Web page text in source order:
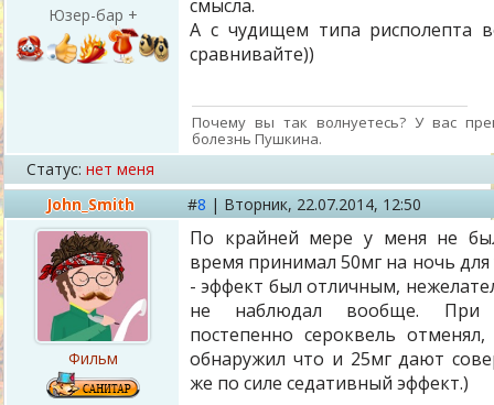
Юзер-бар +
смысла.
А с чудищем типа рисполепта
сравнивайте))
Почему вы так волнуетесь? У вас
болезнь Пушкина.
Статус: нет меня
John_Smith
#8 | Вторник, 22.07.2014, 12:50
Фильм
По крайней мере у меня не
время принимал 50мг на ночь для
- эффект был отличным,
не наблюдал вообще. При
постепенно сероквель
обнаружил что и 25мг дают
же по силе седативный эффект.)